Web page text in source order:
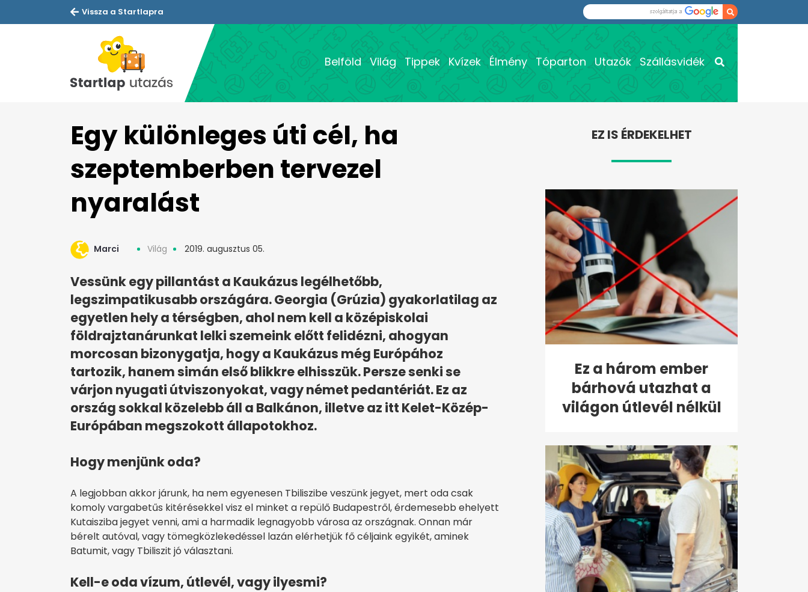
Vissza a Startlapra
Belföld Világ Tippek Kvízek Élmény Tóparton Utazók Szállásvidék
Egy különleges úti cél, ha
szeptemberben tervezel
nyaralást
Marci Világ 2019. augusztus 05.
Vessünk egy pillantást a Kaukázus legélhetőbb,
legszimpatikusabb országára. Georgia (Grúzia) gyakorlatilag az
egyetlen hely a térségben, ahol nem kell a középiskolai
földrajztanárunkat lelki szemeink előtt felidézni, ahogyan
morcosan bizonygatja, hogy a Kaukázus még Európához
tartozik, hanem simán első blikkre elhisszük. Persze senki se
várjon nyugati útviszonyokat, vagy német pedantériát. Ez az
ország sokkal közelebb áll a Balkánon, illetve az itt Kelet-Közép-
Európában megszokott állapotokhoz.
Hogy menjünk oda?
A legjobban akkor járunk, ha nem egyenesen Tbiliszibe veszünk jegyet, mert oda csak
komoly vargabetűs kitérésekkel visz el minket a repülő Budapestről, érdemesebb ehelyett
Kutaisziba jegyet venni, ami a harmadik legnagyobb városa az országnak. Onnan már
bérelt autóval, vagy tömegközlekedéssel lazán elérhetjük fő céljaink egyikét, aminek
Batumit, vagy Tbiliszit jó választani.
Kell-e oda vízum, útlevél, vagy ilyesmi?
EZ IS ÉRDEKELHET
Ez a három ember
bárhová utazhat a
világon útlevél nélkül